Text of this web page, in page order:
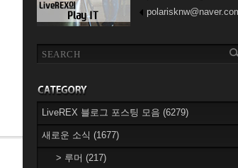
LiveREX 블로그 포스팅 모음 (6279)
새로운 소식 (1677)
> 루머 (217)